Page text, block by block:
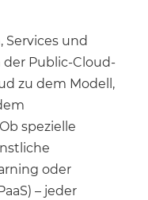
Services und
Public-Cloud-
zu dem Modell,
spezielle
oder
– jeder